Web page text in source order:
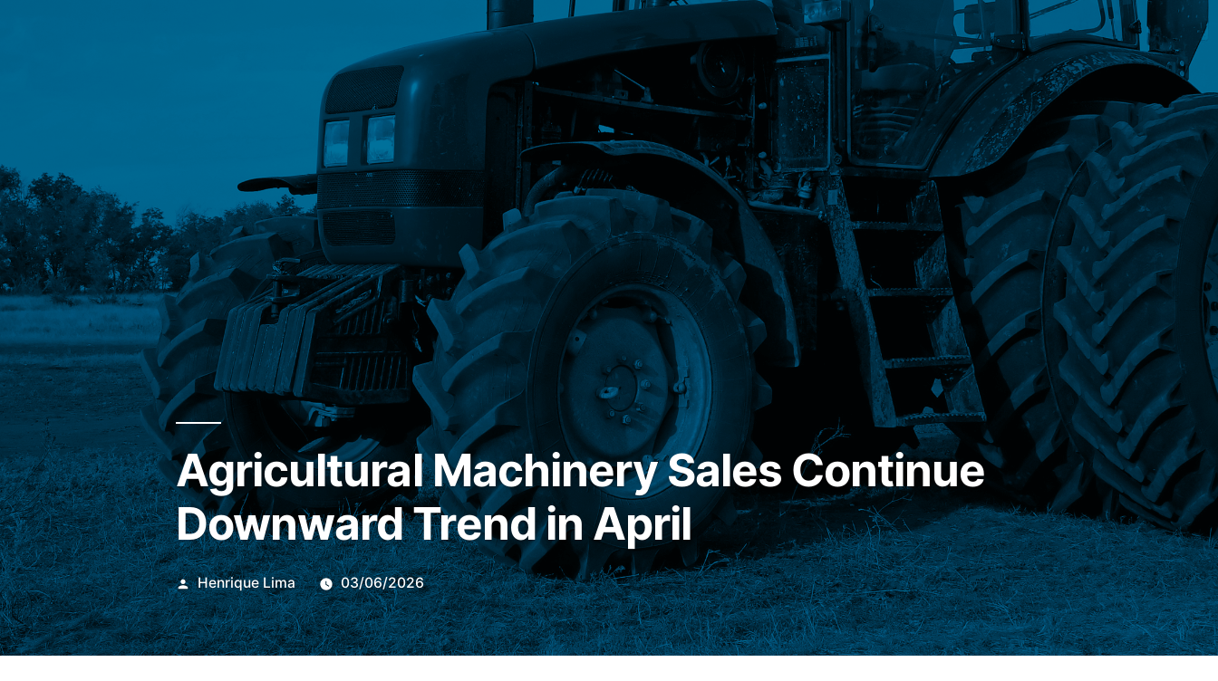
Agricultural Machinery Sales Continue
Downward Trend in April
Publicado
por
Henrique Lima 03/06/2026